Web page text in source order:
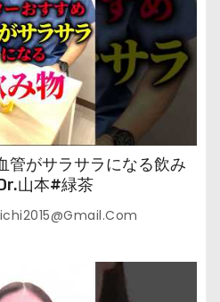
管がサラサラになる飲み
山本#緑茶